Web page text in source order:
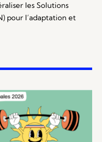
les Solutions
pour l’adaptation et